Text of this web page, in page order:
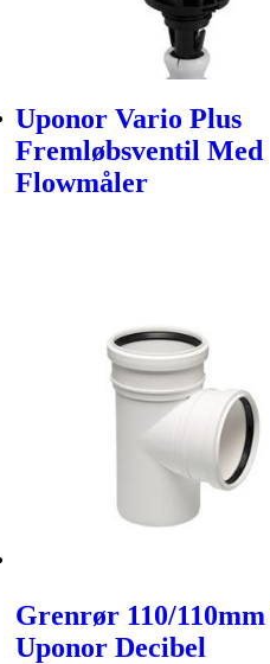
Uponor Vario Plus
Fremløbsventil Med
Flowmåler
Grenrør 110/110mm
Uponor Decibel